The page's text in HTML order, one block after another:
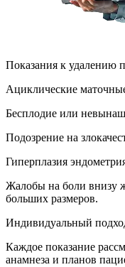
Показания к удалению
Ациклические
Бесплодие или
Подозрение на
Гиперплазия
Жалобы на боли внизу
больших размеров.
Индивидуальный
Каждое показание
анамнеза и планов